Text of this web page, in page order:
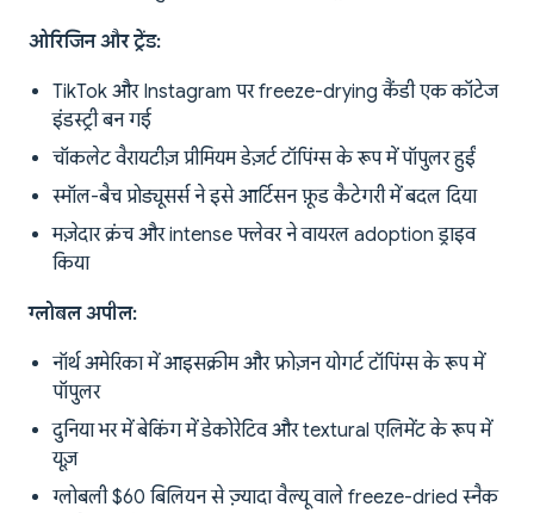
ओरिजिन और ट्रेंड:
TikTok और Instagram पर freeze-drying कैंडी एक कॉटेज
इंडस्ट्री बन गई
चॉकलेट वैरायटीज़ प्रीमियम डेज़र्ट टॉपिंग्स के रूप में पॉपुलर हुईं
स्मॉल-बैच प्रोड्यूसर्स ने इसे आर्टिसन फ़ूड कैटेगरी में बदल दिया
मज़ेदार क्रंच और intense फ्लेवर ने वायरल adoption ड्राइव
किया
ग्लोबल अपील:
नॉर्थ अमेरिका में आइसक्रीम और फ्रोज़न योगर्ट टॉपिंग्स के रूप में
पॉपुलर
दुनिया भर में बेकिंग में डेकोरेटिव और textural एलिमेंट के रूप में
यूज़
ग्लोबली $60 बिलियन से ज़्यादा वैल्यू वाले freeze-dried स्नैक